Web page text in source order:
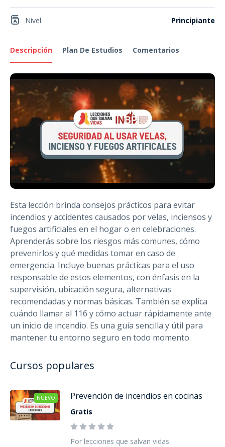
Descripción Plan De Estudios Comentarios
Esta lección brinda consejos prácticos para evitar
incendios y accidentes causados por velas, inciensos y
fuegos artificiales en el hogar o en celebraciones.
Aprenderás sobre los riesgos más comunes, cómo
prevenirlos y qué medidas tomar en caso de
emergencia. Incluye buenas prácticas para el uso
responsable de estos elementos, con énfasis en la
supervisión, ubicación segura, alternativas
recomendadas y normas básicas. También se explica
cuándo llamar al 116 y cómo actuar rápidamente ante
un inicio de incendio. Es una guía sencilla y útil para
mantener tu entorno seguro en todo momento.
Nivel Principiante
Cursos populares
NUEVO Prevención de incendios en cocinas
Gratis
Por lecciones que salvan vidas